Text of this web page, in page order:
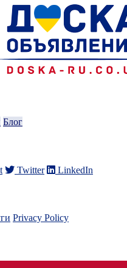
Блог
Twitter LinkedIn
Privacy Policy